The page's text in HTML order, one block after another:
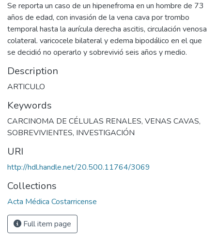
Se reporta un caso de un hipenefroma en un hombre de 73
años de edad, con invasión de la vena cava por trombo
temporal hasta la aurícula derecha ascitis, circulación venosa
colateral. varicocele bilateral y edema bipodálico en el que
se decidió no operarlo y sobrevivió seis años y medio.
Description
ARTICULO
Keywords
CARCINOMA DE CÉLULAS RENALES, VENAS CAVAS,
SOBREVIVIENTES, INVESTIGACIÓN
URI
http://hdl.handle.net/20.500.11764/3069
Collections
Acta Médica Costarricense
Full item page